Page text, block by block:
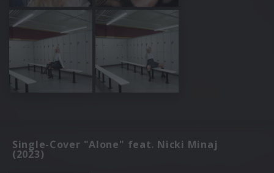
Single-Cover "Alone" feat. Nicki Minaj
(2023)